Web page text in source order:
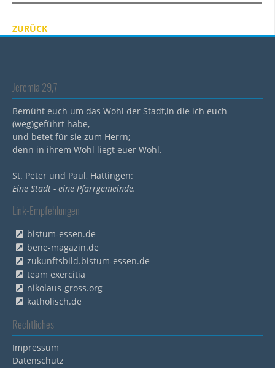
ZURÜCK
Jeremia 29,7
Bemüht euch um das Wohl der Stadt,in die ich euch
(weg)geführt habe,
und betet für sie zum Herrn;
denn in ihrem Wohl liegt euer Wohl.
St. Peter und Paul, Hattingen:
Eine Stadt - eine Pfarrgemeinde.
Link-Empfehlungen
bistum-essen.de
bene-magazin.de
zukunftsbild.bistum-essen.de
team exercitia
nikolaus-gross.org
katholisch.de
Rechtliches
Impressum
Datenschutz